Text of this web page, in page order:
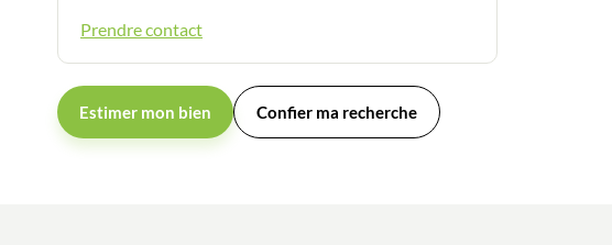
Prendre contact
Estimer mon bien Confier ma recherche